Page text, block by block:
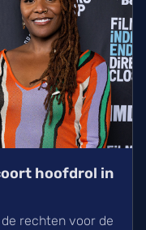
hoofdrol in
rechten voor de